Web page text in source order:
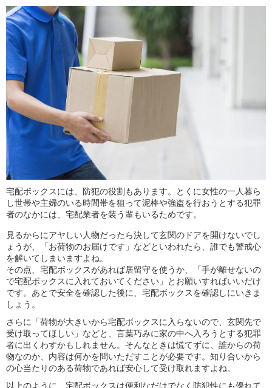
宅配ボックスには、防犯の役割もあります。とくに女性の一人暮ら
し世帯や主婦のいる時間帯を狙って泥棒や強盗を行おうとする犯罪
者のなかには、宅配業者を装う輩もいるためです。
見るからにアヤしい人物だったら決して玄関のドアを開けないでし
ょうが、「お荷物のお届けです」などといわれたら、誰でも警戒心
を解いてしまいますよね。
その点、宅配ボックスがあれば居留守を使うか、「手が離せないの
で宅配ボックスに入れておいてください」とお願いすればいいだけ
です。あとで安全を確認した後に、宅配ボックスを確認しにいきま
しょう。
さらに「荷物が大きいから宅配ボックスに入らないので、玄関先で
受け取ってほしい」などと、言葉巧みに家の中へ入ろうとする犯罪
者に出くわすかもしれません。そんなときは慌てずに、誰からの荷
物なのか、内容は何かを問いただすことが必要です。知り合いから
の心当たりのある荷物であれば安心して受け取れますよね。
以上のように、宅配ボックスは便利なだけでなく防犯性にも優れて